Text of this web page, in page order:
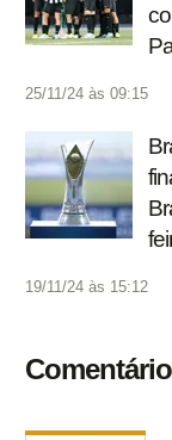
25/11/24 às 09:15
19/11/24 às 15:12